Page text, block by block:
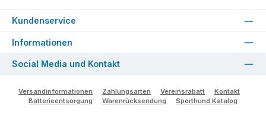
Kundenservice
Informationen
Social Media und Kontakt
Versandinformationen Zahlungsarten Vereinsrabatt
Kontakt
Batterieentsorgung
Warenrücksendung Sporthund Katalog